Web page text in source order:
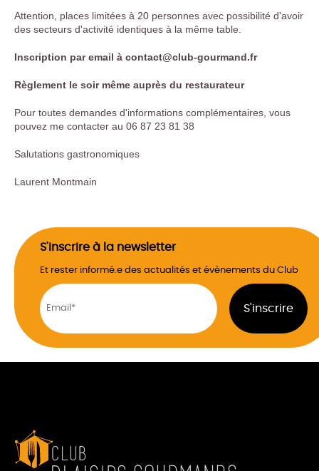
Attention, places limitées à 20 personnes avec possibilité d'avoir
des secteurs d'activité identiques à la même table.
Inscription par email à contact@club-gourmand.fr
Règlement le soir même auprès du restaurateur
Pour toutes demandes d'informations complémentaires, vous
pouvez me contacter au 06 87 23 81 38
Salutations gastronomiques
Laurent Montmain
S'inscrire à la newsletter
Et rester informé.e des actualités et évènements du Club